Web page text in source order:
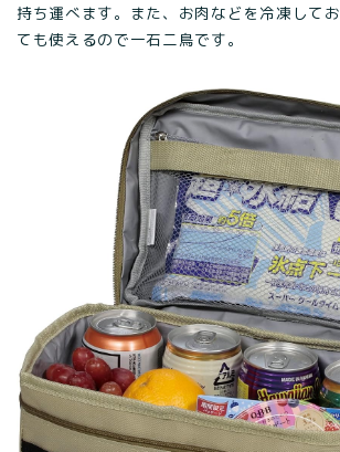
持ち運べます。また、お肉などを冷凍して
ても使えるので一石二鳥です。